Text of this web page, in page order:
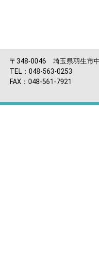
〒348-0046 埼玉県羽生市
TEL：048-563-0253
FAX：048-561-7921